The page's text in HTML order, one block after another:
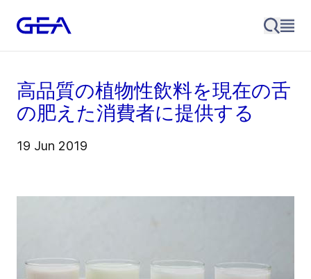
高品質の植物性飲料を現在の舌
の肥えた消費者に提供する
19 Jun 2019